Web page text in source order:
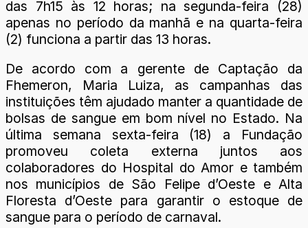
das 7h15 às 12 horas; na segunda-feira (28)
apenas no período da manhã e na quarta-feira
(2) funciona a partir das 13 horas.
De acordo com a gerente de Captação da
Fhemeron, Maria Luiza, as campanhas das
instituições têm ajudado manter a quantidade de
bolsas de sangue em bom nível no Estado. Na
última semana sexta-feira (18) a Fundação
promoveu coleta externa juntos aos
colaboradores do Hospital do Amor e também
nos municípios de São Felipe d’Oeste e Alta
Floresta d’Oeste para garantir o estoque de
sangue para o período de carnaval.